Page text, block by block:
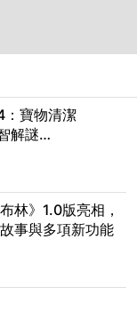
寶物清潔
解謎
林》1.0版亮相，
事與多項新功能